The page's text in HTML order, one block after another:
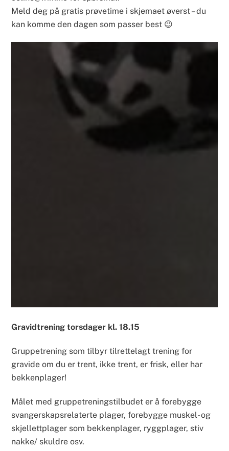
Meld deg på gratis prøvetime i skjemaet øverst – du
kan komme den dagen som passer best 😉
Gravidtrening torsdager kl. 18.15
Gruppetrening som tilbyr tilrettelagt trening for
gravide om du er trent, ikke trent, er frisk, eller har
bekkenplager!
Målet med gruppetreningstilbudet er å forebygge
svangerskapsrelaterte plager, forebygge muskel- og
skjellettplager som bekkenplager, ryggplager, stiv
nakke/ skuldre osv.